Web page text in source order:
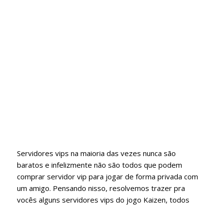
Servidores vips na maioria das vezes nunca são
baratos e infelizmente não são todos que podem
comprar servidor vip para jogar de forma privada com
um amigo. Pensando nisso, resolvemos trazer pra
vocês alguns servidores vips do jogo Kaizen, todos